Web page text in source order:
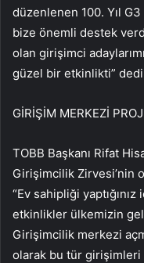
düzenlenen 100. Yıl
bize önemli destek
olan girişimci
güzel bir etkinlikti”
GİRİŞİM MERKEZİ
TOBB Başkanı Rifat
Girişimcilik Zirvesi’nin
“Ev sahipliği
etkinlikler ülkemizin
Girişimcilik merkezi
olarak bu tür girişimleri